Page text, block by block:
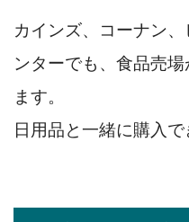
カインズ、コーナン
ンターでも、食品売
ます。
日用品と一緒に購入で